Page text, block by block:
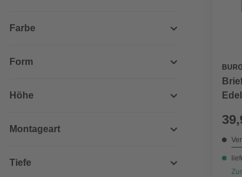
Farbe
Form
Höhe
Montageart
Tiefe